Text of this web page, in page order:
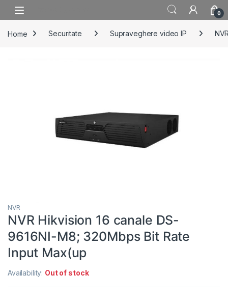
Skip to navigation
Skip to content
0
Home Securitate Supraveghere video IP
NVR
NVR Hikvision 16 canale DS-
9616NI-M8; 320Mbps Bit Rate
Input Max(up
Availability: Out of stock